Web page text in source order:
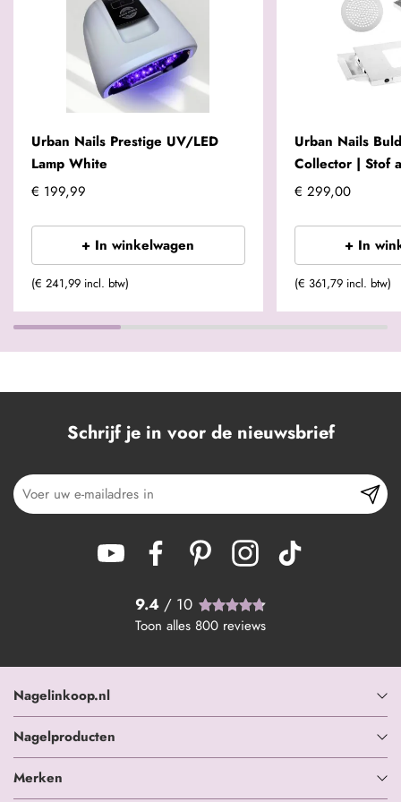
Urban Nails Prestige UV/LED
Lamp White
€ 199,99
+ In winkelwagen
(€ 241,99 incl. btw)
Urban Nails
Collector | Stof
€ 299,00
+ In
(€ 361,79 incl. btw)
Schrijf je in voor de nieuwsbrief
9.4 / 10
Toon alles 800 reviews
Nagelinkoop.nl
Nagelproducten
Merken